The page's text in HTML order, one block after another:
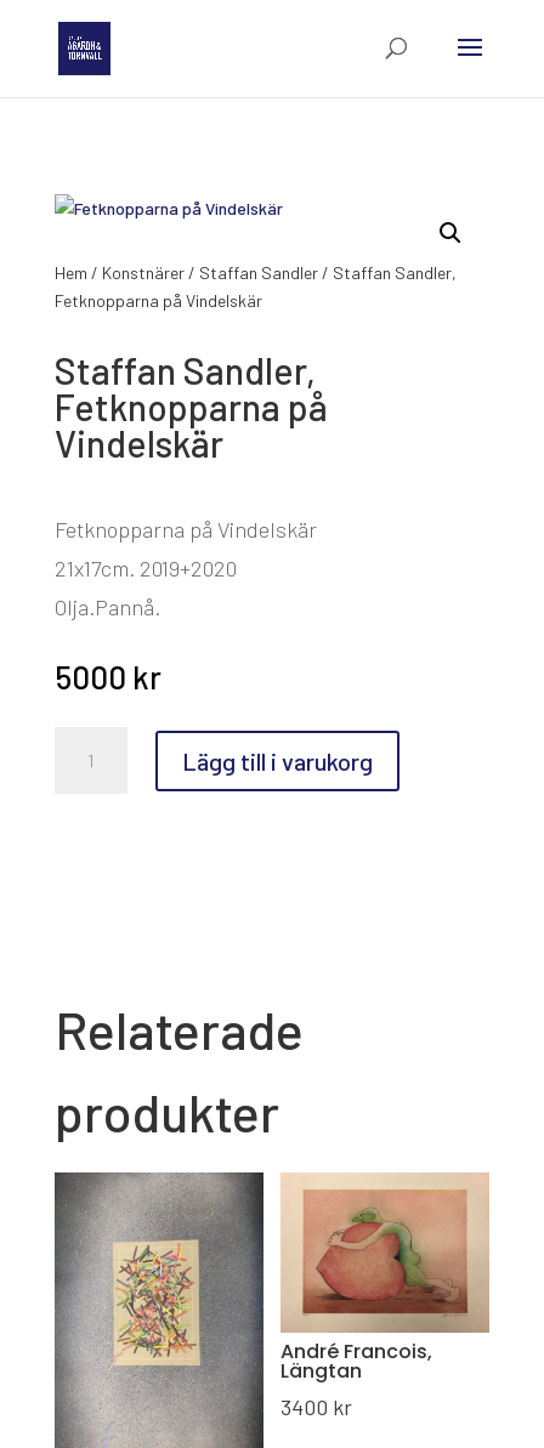
Hem / Konstnärer/ Staffan Sandler/ Staffan Sandler,
Fetknopparna på Vindelskär
Staffan Sandler,
Fetknopparna på
Vindelskär
Fetknopparna på Vindelskär
21x17cm. 2019+2020
Olja.Pannå.
5000 kr
Sandler,
Fetknopparna
Lägg till i varukorg
Relaterade
produkter
André Francois,
Längtan
3400 kr